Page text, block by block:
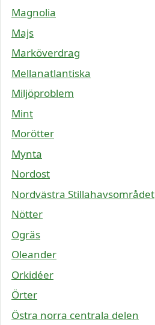
Magnolia
Majs
Marköverdrag
Mellanatlantiska
Miljöproblem
Mint
Morötter
Mynta
Nordost
Nordvästra Stillahavsområdet
Nötter
Ogräs
Oleander
Orkidéer
Örter
Östra norra centrala delen